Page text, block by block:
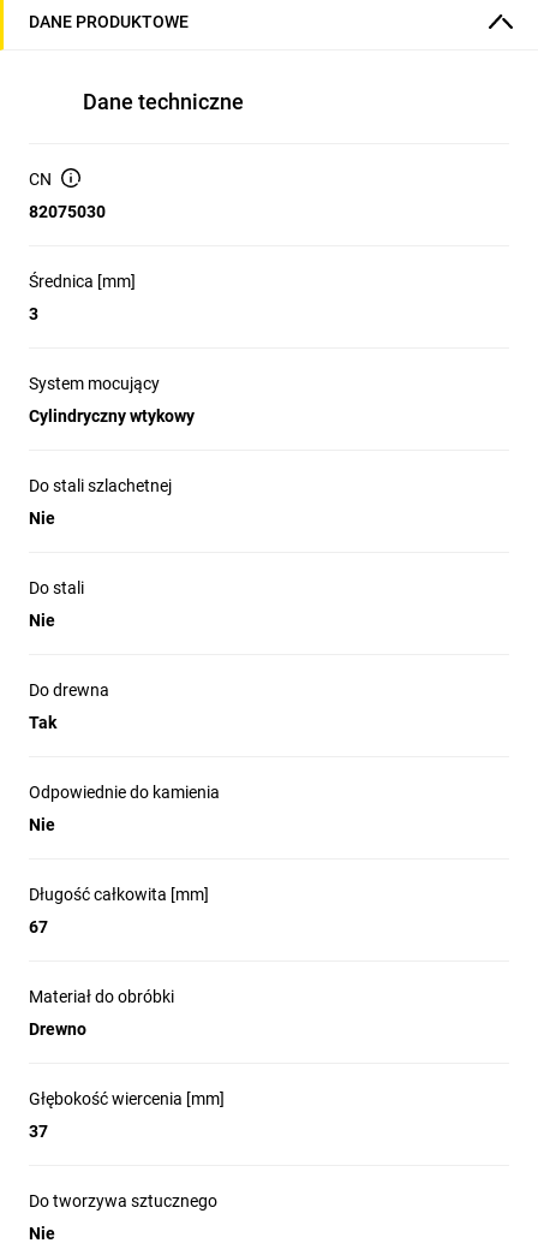
System mocujący: cylindryczny wtykowy (walcowy trzon)
Niewłaściwe do: stali, stali szlachetnej, tworzyw
sztucznych, betonu, metali nieżelaznych oraz kamienia
elementach drewnianych
Prace stolarskie, montaż okuć i drobne naprawy drewniane
w uchwyt cylindryczny
DANE PRODUKTOWE
Dane techniczne
CN
82075030
Średnica [mm]
3
System mocujący
Cylindryczny wtykowy
Do stali szlachetnej
Nie
Do stali
Nie
Do drewna
Tak
Odpowiednie do kamienia
Nie
Długość całkowita [mm]
67
Materiał do obróbki
Drewno
Głębokość wiercenia [mm]
37
Do tworzywa sztucznego
Nie